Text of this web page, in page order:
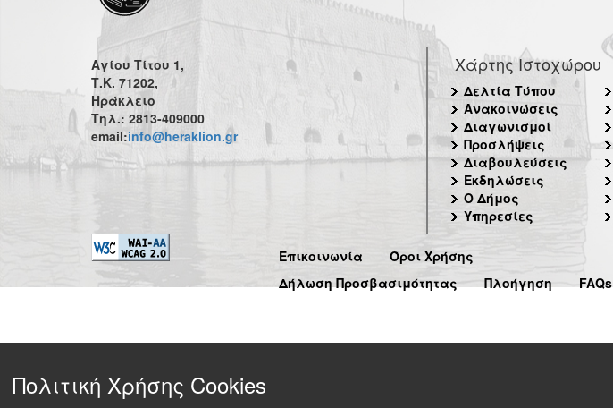
Αγίου Τίτου 1,
Τ.Κ. 71202,
Ηράκλειο
Τηλ.: 2813-409000
email:info@heraklion.gr
Χάρτης Ιστοχώρου
Δελτία Τύπου
Ανακοινώσεις
Διαγωνισμοί
Προσλήψεις
Διαβουλεύσεις
Εκδηλώσεις
Ο Δήμος
Υπηρεσίες
Επικοινωνία
Όροι Χρήσης
Δήλωση Προσβασιμότητας
Πλοήγηση FAQs
Πολιτική Χρήσης Cookies